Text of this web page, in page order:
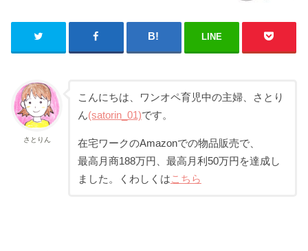
LINE
さとりん
こんにちは、ワンオペ育児中の主婦、さとり
ん(satorin_01)です。
在宅ワークのAmazonでの物品販売で、
最高月商188万円、最高月利50万円を達成し
ました。くわしくはこちら